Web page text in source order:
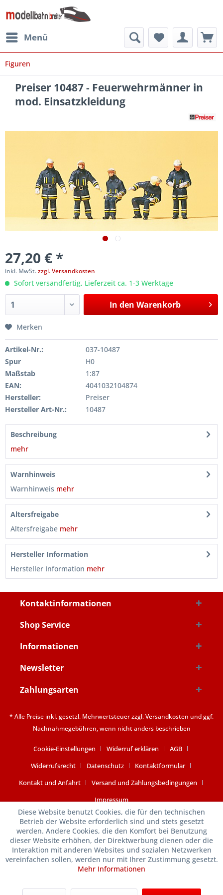
Menü
Figuren
Preiser 10487 - Feuerwehrmänner in
mod. Einsatzkleidung
27,20 € *
inkl. MwSt.zzgl. Versandkosten
Sofort versandfertig, Lieferzeit ca. 1-3 Werktage
In den Warenkorb
Merken
Artikel-Nr.:
037-10487
Spur
H0
Maßstab
1:87
EAN:
4041032104874
Hersteller:
Preiser
Hersteller Art-Nr.:
10487
Beschreibung
mehr
Warnhinweis
Warnhinweis mehr
Altersfreigabe
Altersfreigabe mehr
Hersteller Information
Hersteller Information mehr
Kontaktinformationen
Shop Service
Informationen
Newsletter
Zahlungsarten
* Alle Preise inkl. gesetzl. Mehrwertsteuer zzgl.Versandkosten und ggf.
Nachnahmegebühren, wenn nicht anders beschrieben
Cookie-Einstellungen Widerruf erklären
AGB
Widerrufsrecht
Datenschutz
Kontaktformular
Kontakt und Anfahrt
Versand und Zahlungsbedingungen
Impressum
Diese Website benutzt Cookies, die für den technischen
Betrieb der Website erforderlich sind und stets gesetzt
werden. Andere Cookies, die den Komfort bei Benutzung
dieser Website erhöhen, der Direktwerbung dienen oder die
Interaktion mit anderen Websites und sozialen Netzwerken
vereinfachen sollen, werden nur mit Ihrer Zustimmung gesetzt.
Mehr Informationen